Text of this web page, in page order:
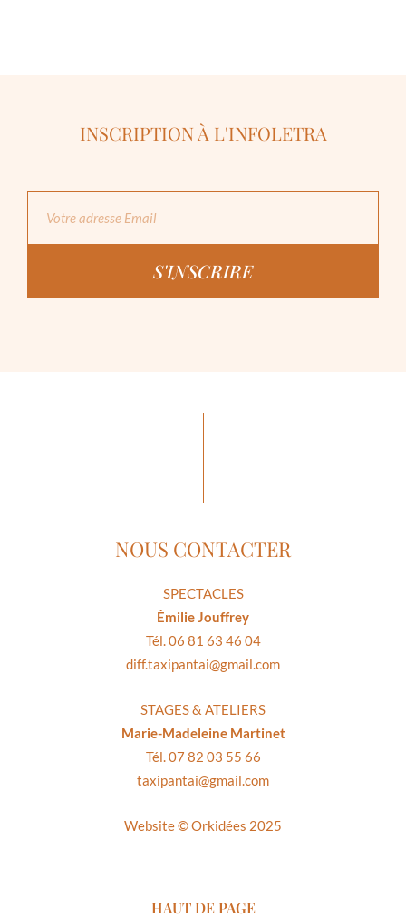
INSCRIPTION À L'INFOLETRA
S'INSCRIRE
NOUS CONTACTER
SPECTACLES
Émilie Jouffrey
Tél. 06 81 63 46 04
diff.taxipantai@gmail.com
STAGES & ATELIERS
Marie-Madeleine Martinet
Tél. 07 82 03 55 66
taxipantai@gmail.com
Website ©Orkidées 2025
HAUT DE PAGE